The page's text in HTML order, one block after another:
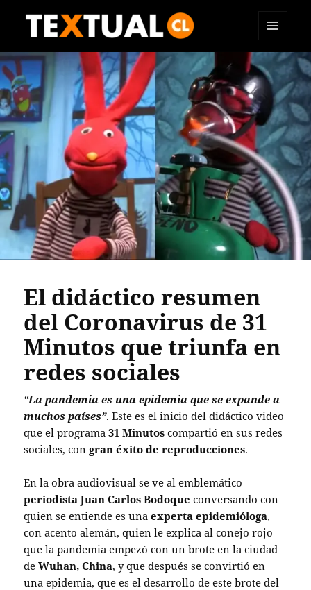
TEXTUAL
Y
WIDGETS
El didáctico resumen
del Coronavirus de 31
Minutos que triunfa en
redes sociales
“La pandemia es una epidemia que se expande a
muchos países”. Este es el inicio del didáctico video
que el programa31 Minutos compartió en sus redes
sociales, congran éxito de reproducciones.
En la obra audiovisual se ve al emblemático
periodista Juan Carlos Bodoque conversando con
quien se entiende es unaexperta epidemióloga,
con acento alemán, quien le explica al conejo rojo
que la pandemia empezó con un brote en la ciudad
deWuhan, China, y que después se convirtió en
una epidemia, que es el desarrollo de este brote del